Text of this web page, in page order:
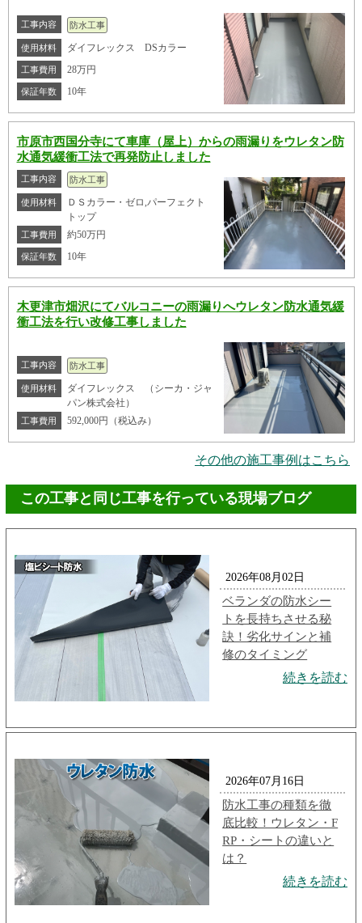
工事内容 防水工事
使用材料 ダイフレックス DSカラー
工事費用 28万円
保証年数 10年
市原市西国分寺にて車庫（屋上）からの雨漏りをウレタン防
水通気緩衝工法で再発防止しました
工事内容 防水工事
使用材料
ＤＳカラー・ゼロ,パーフェクト
トップ
工事費用 約50万円
保証年数 10年
木更津市畑沢にてバルコニーの雨漏りへウレタン防水通気緩
衝工法を行い改修工事しました
工事内容 防水工事
使用材料
ダイフレックス （シーカ・ジャ
パン株式会社）
工事費用 592,000円（税込み）
その他の施工事例はこちら
この工事と同じ工事を行っている現場ブログ
2026年08月02日
ベランダの防水シー
トを長持ちさせる秘
訣！劣化サインと補
修のタイミング
続きを読む
2026年07月16日
防水工事の種類を徹
底比較！ウレタン・F
RP・シートの違いと
は？
続きを読む